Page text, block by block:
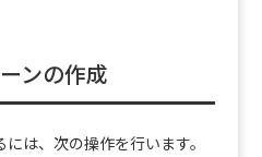
ンの作成
は、次の操作を行います。